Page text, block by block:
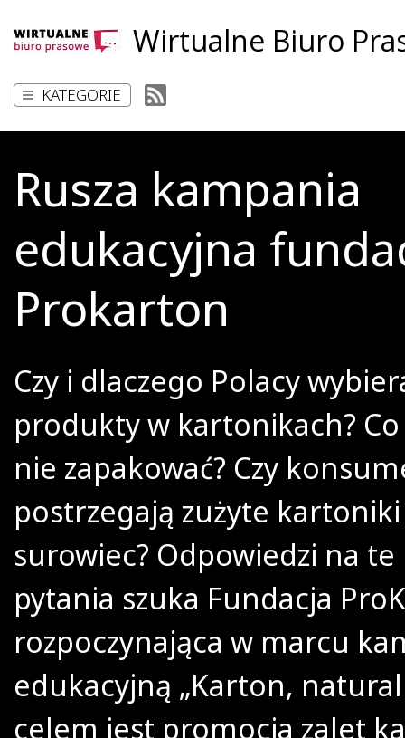
Wirtualne Biuro
KATEGORIE
Rusza kampania
edukacyjna
Prokarton
Czy i dlaczego Polacy
produkty w kartonikach?
nie zapakować? Czy
postrzegają zużyte
surowiec? Odpowiedzi na
pytania szuka Fundacja
rozpoczynająca w marcu
edukacyjną „Karton,
celem jest promocja zalet